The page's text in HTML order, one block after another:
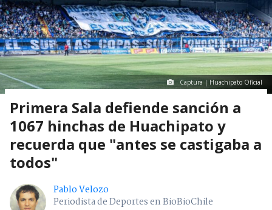
Captura | Huachipato Oficial
Primera Sala defiende sanción a
1067 hinchas de Huachipato y
recuerda que "antes se castigaba a
todos"
Pablo Velozo
Periodista de Deportes en BioBioChile